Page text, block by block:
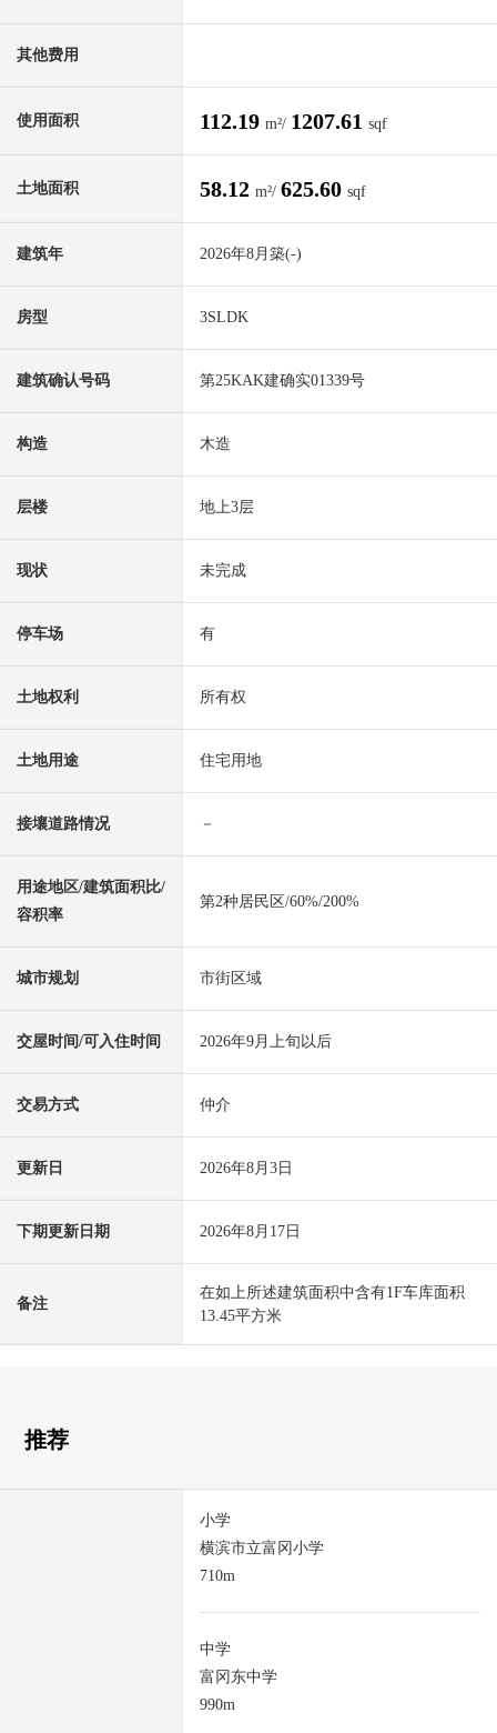
其他费用
使用面积 112.19 m²/ 1207.61 sqf
土地面积 58.12 m²/ 625.60 sqf
建筑年 2026年8月築(-)
房型 3SLDK
建筑确认号码 第25KAK建确实01339号
构造 木造
层楼 地上3层
现状 未完成
停车场 有
土地权利 所有权
土地用途 住宅用地
接壤道路情况 －
用途地区/建筑面积比/
容积率
第2种居民区/60%/200%
城市规划 市街区域
交屋时间/可入住时间 2026年9月上旬以后
交易方式 仲介
更新日 2026年8月3日
下期更新日期 2026年8月17日
备注
在如上所述建筑面积中含有1F车库面积
13.45平方米
推荐
小学
横滨市立富冈小学
710m
中学
富冈东中学
990m